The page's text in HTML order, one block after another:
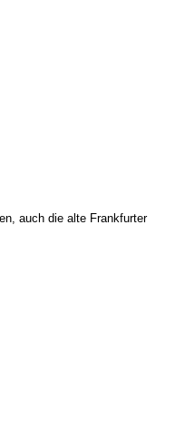
auch die alte Frankfurter